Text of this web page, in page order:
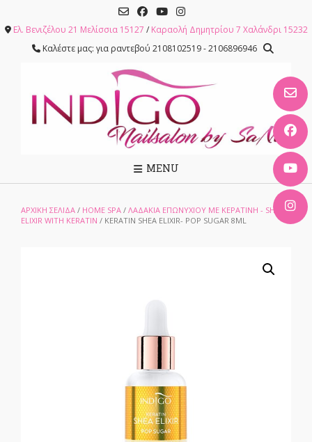
content
Ελ. Βενιζέλου 21 Μελίσσια 15127 / Καραολή Δημητρίου 7 Χαλάνδρι 15232
Καλέστε μας: για ραντεβού 2108102519 - 2106896946
MENU
ΑΡΧΙΚΉ ΣΕΛΊΔΑ / HOME SPA / ΛΑΔΆΚΙΑ ΕΠΩΝΥΧΊΟΥ ΜΕ ΚΕΡΑΤΊΝΗ - SHEA
ELIXIR WITH KERATIN / KERATIN SHEA ELIXIR- POP SUGAR 8ML